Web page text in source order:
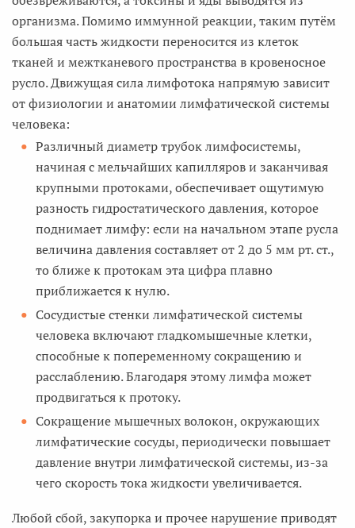
организма. Помимо иммунной реакции, таким путём
большая часть жидкости переносится из клеток
тканей и межтканевого пространства в кровеносное
русло. Движущая сила лимфотока напрямую зависит
от физиологии и анатомии лимфатической системы
человека:
Различный диаметр трубок лимфосистемы,
начиная с мельчайших капилляров и заканчивая
крупными протоками, обеспечивает ощутимую
разность гидростатического давления, которое
поднимает лимфу: если на начальном этапе русла
величина давления составляет от 2 до 5 мм рт. ст.,
то ближе к протокам эта цифра плавно
приближается к нулю.
Сосудистые стенки лимфатической системы
человека включают гладкомышечные клетки,
способные к попеременному сокращению и
расслаблению. Благодаря этому лимфа может
продвигаться к протоку.
Сокращение мышечных волокон, окружающих
лимфатические сосуды, периодически повышает
давление внутри лимфатической системы, из-за
чего скорость тока жидкости увеличивается.
Любой сбой, закупорка и прочее нарушение приводят